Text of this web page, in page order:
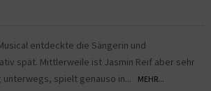
entdeckte die Sängerin und
spät. Mittlerweile ist Jasmin Reif aber sehr
spielt genauso in...
MEHR...